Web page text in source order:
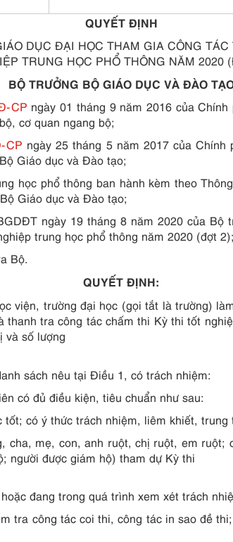
QUYẾT ĐỊNH
DỤC ĐẠI HỌC THAM GIA CÔNG
TRUNG HỌC PHỔ THÔNG NĂM 2020
BỘ TRƯỞNG BỘ GIÁO DỤC VÀ ĐÀO
CP ngày 01 tháng 9 năm 2016 của
cơ quan ngang bộ;
CP ngày 25 tháng 5 năm 2017 của
Giáo dục và Đào tạo;
học phổ thông ban hành kèm theo
Giáo dục và Đào tạo;
ngày 19 tháng 8 năm 2020 của Bộ
trung học phổ thông năm 2020 (đợt 2);
Bộ.
QUYẾT ĐỊNH:
viện, trường đại học (gọi tắt là trường)
tra công tác chấm thi Kỳ thi tốt
và số lượng
sách nêu tại Điều 1, có trách nhiệm:
có đủ điều kiện, tiêu chuẩn như sau:
có ý thức trách nhiệm, liêm khiết, trung
cha, mẹ, con, anh ruột, chị ruột, em
người được giám hộ) tham dự Kỳ thi
đang trong quá trình xem xét trách
tra công tác coi thi, công tác in sao đề